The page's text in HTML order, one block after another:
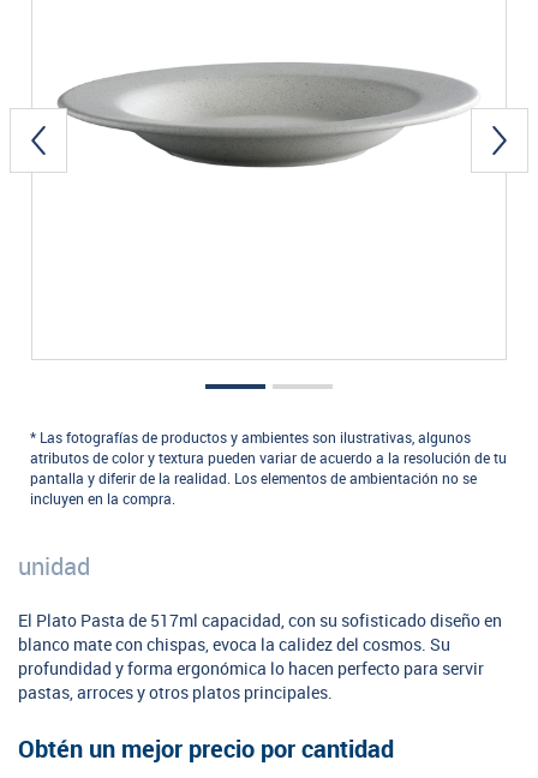
* Las fotografías de productos y ambientes son ilustrativas, algunos
atributos de color y textura pueden variar de acuerdo a la resolución de tu
pantalla y diferir de la realidad. Los elementos de ambientación no se
incluyen en la compra.
unidad
El Plato Pasta de 517ml capacidad, con su sofisticado diseño en
blanco mate con chispas, evoca la calidez del cosmos. Su
profundidad y forma ergonómica lo hacen perfecto para servir
pastas, arroces y otros platos principales.
Obtén un mejor precio por cantidad